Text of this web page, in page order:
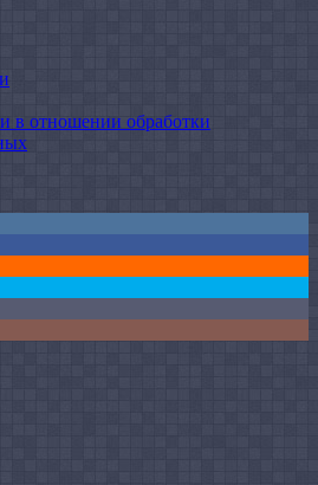
в отношении обработки